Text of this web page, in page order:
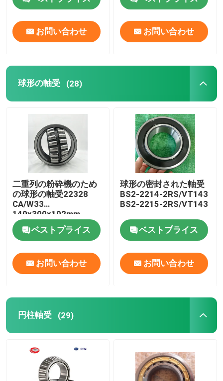
工場旅行
私達に連絡しなさい
ニュース
軸受の先を細くしなさい
球形の軸受
角の接触のボール ベアリング
針の軸受
お問い合わせ お問い合わせ
球形の軸受 (28)
二重列の粉砕機のため
の球形の軸受22328
CA/W33
140x300x102mm
ベストプライス
お問い合わせ
球形の密封された軸受
BS2-2214-2RS/VT143
BS2-2215-2RS/VT143
ベストプライス
お問い合わせ
円柱軸受 (29)